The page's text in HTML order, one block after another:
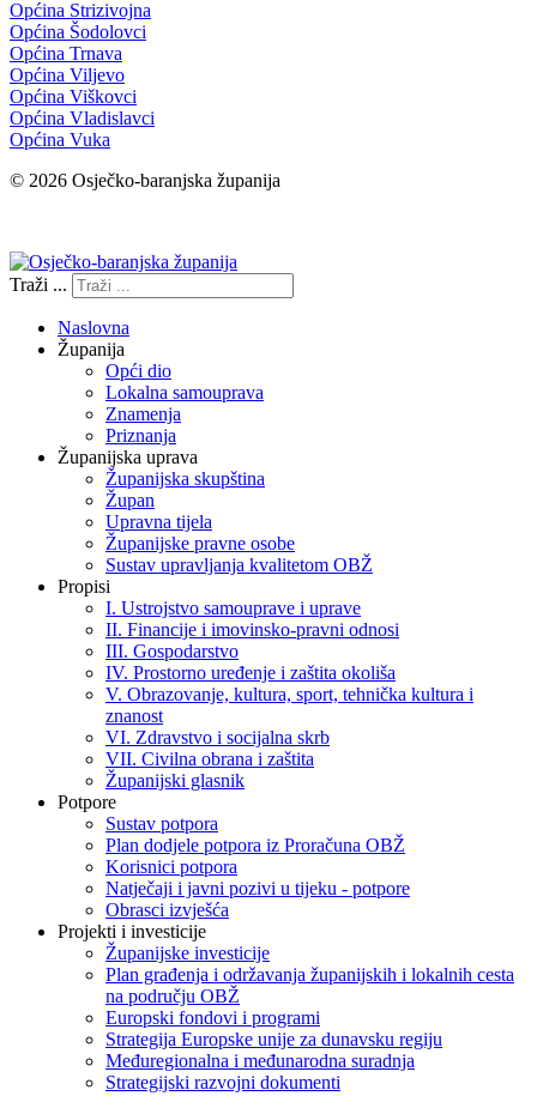
Općina Strizivojna
Općina Šodolovci
Općina Trnava
Općina Viljevo
Općina Viškovci
Općina Vladislavci
Općina Vuka
© 2026 Osječko-baranjska županija
Traži ...
Naslovna
Županija
Opći dio
Lokalna samouprava
Znamenja
Priznanja
Županijska uprava
Županijska skupština
Župan
Upravna tijela
Županijske pravne osobe
Sustav upravljanja kvalitetom OBŽ
Propisi
I. Ustrojstvo samouprave i uprave
II. Financije i imovinsko-pravni odnosi
III. Gospodarstvo
IV. Prostorno uređenje i zaštita okoliša
V. Obrazovanje, kultura, sport, tehnička kultura i
znanost
VI. Zdravstvo i socijalna skrb
VII. Civilna obrana i zaštita
Županijski glasnik
Potpore
Sustav potpora
Plan dodjele potpora iz Proračuna OBŽ
Korisnici potpora
Natječaji i javni pozivi u tijeku - potpore
Obrasci izvješća
Projekti i investicije
Županijske investicije
Plan građenja i održavanja županijskih i lokalnih cesta
na području OBŽ
Europski fondovi i programi
Strategija Europske unije za dunavsku regiju
Međuregionalna i međunarodna suradnja
Strategijski razvojni dokumenti